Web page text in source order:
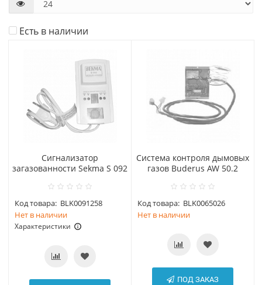
Есть в наличии
Сигнализатор
загазованности Sekma S 092
Код товара: BLK0091258
Нет в наличии
Характеристики
Система контроля дымовых
газов Buderus AW 50.2
Код товара: BLK0065026
Нет в наличии
ПОД ЗАКАЗ